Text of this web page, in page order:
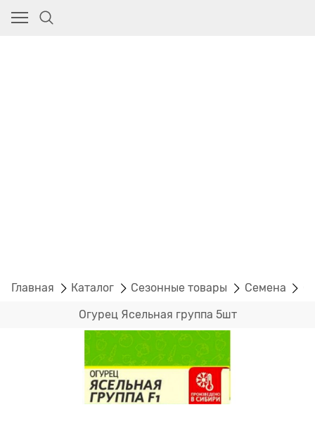
Главная Каталог Сезонные товары Семена
Огурец Ясельная группа 5шт